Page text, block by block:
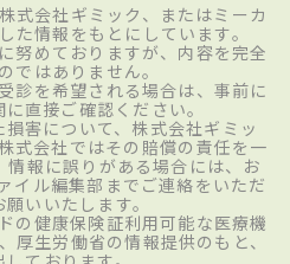
式会社ギミック、またはミーカ
た情報をもとにしています。
努めておりますが、内容を完全
ではありません。
診を希望される場合は、事前に
直接ご確認ください。
害について、株式会社ギミッ
式会社ではその賠償の責任を一
報に誤りがある場合には、お
イル編集部までご連絡をいただ
いいたします。
の健康保険証利用可能な医療機
厚生労働省の情報提供のもと、